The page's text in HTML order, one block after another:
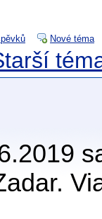
Nové téma